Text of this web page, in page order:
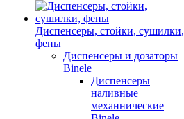
Диспенсеры, стойки, сушилки,
фены
Диспенсеры и дозаторы
Binele
Диспенсеры
наливные
механнические